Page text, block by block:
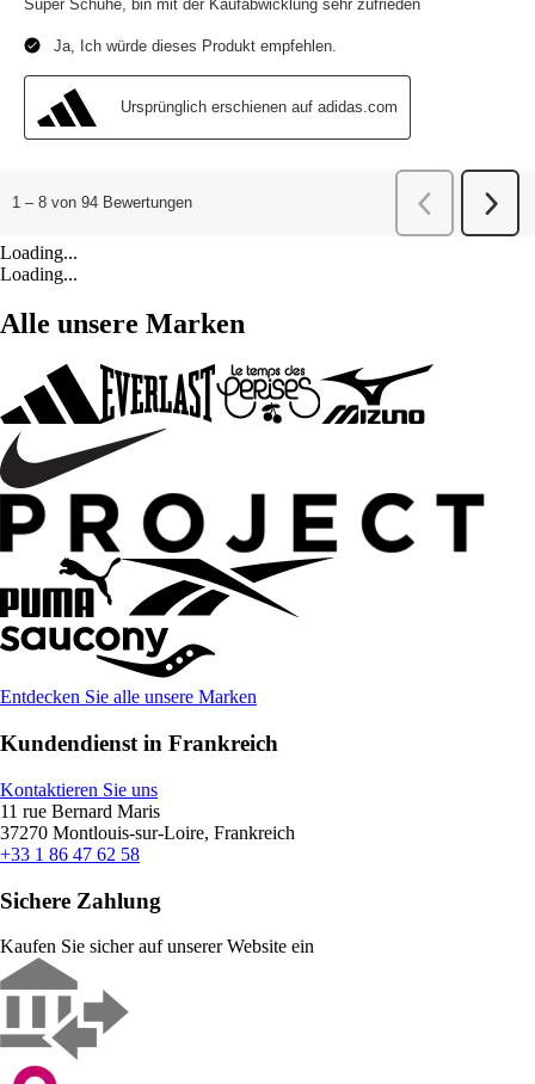
Loading...
Loading...
Alle unsere Marken
Entdecken Sie alle unsere Marken
Kundendienst in Frankreich
Kontaktieren Sie uns
11 rue Bernard Maris
37270 Montlouis-sur-Loire, Frankreich
+33 1 86 47 62 58
Sichere Zahlung
Kaufen Sie sicher auf unserer Website ein